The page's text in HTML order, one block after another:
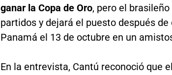
ganar la Copa de Oro, pero el
partidos y dejará el puesto después
Panamá el 13 de octubre en un
En la entrevista, Cantú reconoció que